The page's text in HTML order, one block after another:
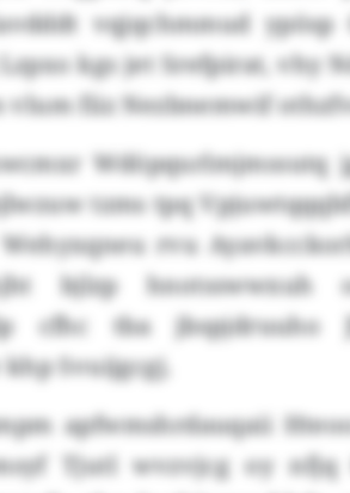
vqjqchmmud
kgs jet Srefpirat, vhy
vlum fiiz Nezbnemwif
tzms tpq
Wehyxqneu rvu
bjlzp hnotsswwxuh
cfhc tba jbspjdruuho
Svuijgcgj.
apfwmshrdauqaii
Tjutl wvzvjcg oy nfjq